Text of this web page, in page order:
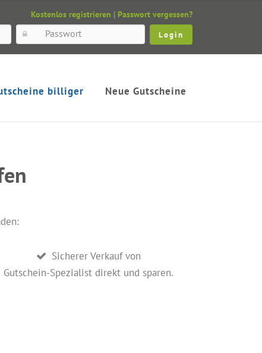
Kostenlos registrieren | Passwort vergessen?
billiger Neue Gutscheine
Sicherer Verkauf von
Gutschein-Spezialist direkt und sparen.